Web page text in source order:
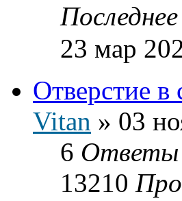
23 мар
Отверстие в
Vitan » 03
6 Ответы
13210